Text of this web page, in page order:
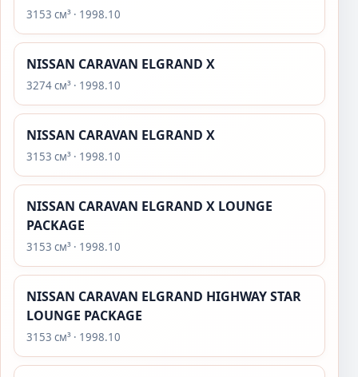
3153 см³ · 1998.10
NISSAN CARAVAN ELGRAND X
3274 см³ · 1998.10
NISSAN CARAVAN ELGRAND X
3153 см³ · 1998.10
NISSAN CARAVAN ELGRAND X LOUNGE
PACKAGE
3153 см³ · 1998.10
NISSAN CARAVAN ELGRAND HIGHWAY STAR
LOUNGE PACKAGE
3153 см³ · 1998.10